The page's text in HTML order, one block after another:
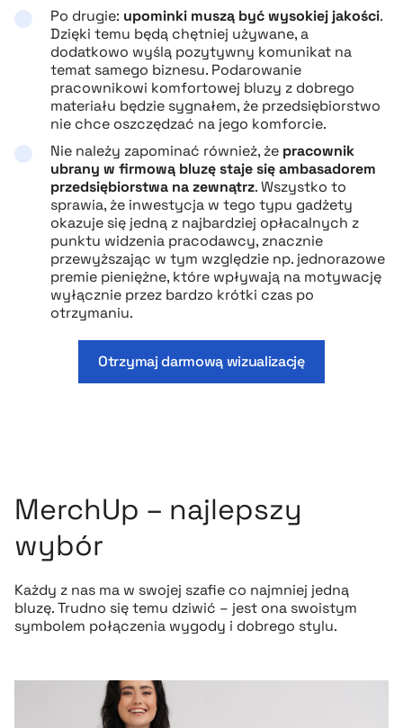
Po drugie: upominki muszą być wysokiej jakości.
Dzięki temu będą chętniej używane, a
dodatkowo wyślą pozytywny komunikat na
temat samego biznesu. Podarowanie
pracownikowi komfortowej bluzy z dobrego
materiału będzie sygnałem, że przedsiębiorstwo
nie chce oszczędzać na jego komforcie.
Nie należy zapominać również, że pracownik
ubrany w firmową bluzę staje się ambasadorem
przedsiębiorstwa na zewnątrz. Wszystko to
sprawia, że inwestycja w tego typu gadżety
okazuje się jedną z najbardziej opłacalnych z
punktu widzenia pracodawcy, znacznie
przewyższając w tym względzie np. jednorazowe
premie pieniężne, które wpływają na motywację
wyłącznie przez bardzo krótki czas po
otrzymaniu.
Otrzymaj darmową wizualizację
MerchUp – najlepszy
wybór
Każdy z nas ma w swojej szafie co najmniej jedną
bluzę. Trudno się temu dziwić – jest ona swoistym
symbolem połączenia wygody i dobrego stylu.